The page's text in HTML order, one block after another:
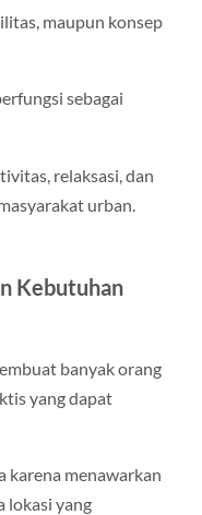
maupun konsep
sebagai
relaksasi, dan
urban.
Kebutuhan
banyak orang
yang dapat
karena menawarkan
lokasi yang